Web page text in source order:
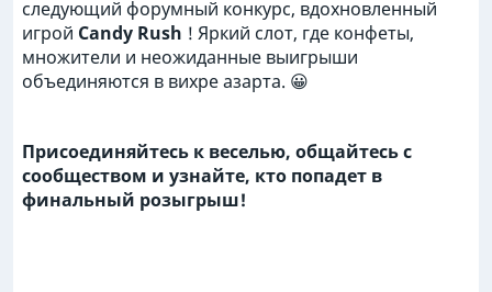
следующий форумный конкурс, вдохновленный
игрой Candy Rush ! Яркий слот, где конфеты,
множители и неожиданные выигрыши
объединяются в вихре азарта. 😀
Присоединяйтесь к веселью, общайтесь с
сообществом и узнайте, кто попадет в
финальный розыгрыш!